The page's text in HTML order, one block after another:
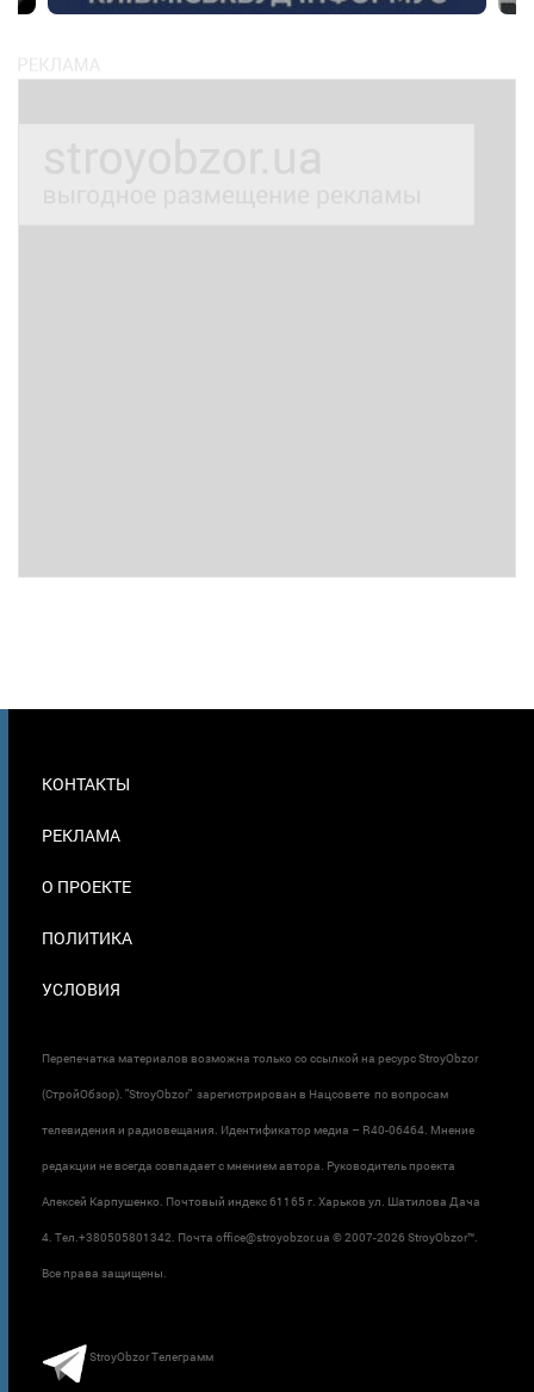
В
КОНТАКТЫ
РЕКЛАМА
О ПРОЕКТЕ
ПОЛИТИКА
УСЛОВИЯ
Перепечатка материалов возможна только со ссылкой на ресурс StroyObzor
(СтройОбзор). "StroyObzor" зарегистрирован в Нацсовете по вопросам
телевидения и радиовещания. Идентификатор медиа – R40-06464. Мнение
редакции не всегда совпадает с мнением автора. Руководитель проекта
Алексей Карпушенко. Почтовый индекс 61165 г. Харьков ул. Шатилова Дача
4. Тел.+380505801342. Почта office@stroyobzor.ua © 2007-2026 StroyObzor™.
Все права защищены.
StroyObzor Телеграмм